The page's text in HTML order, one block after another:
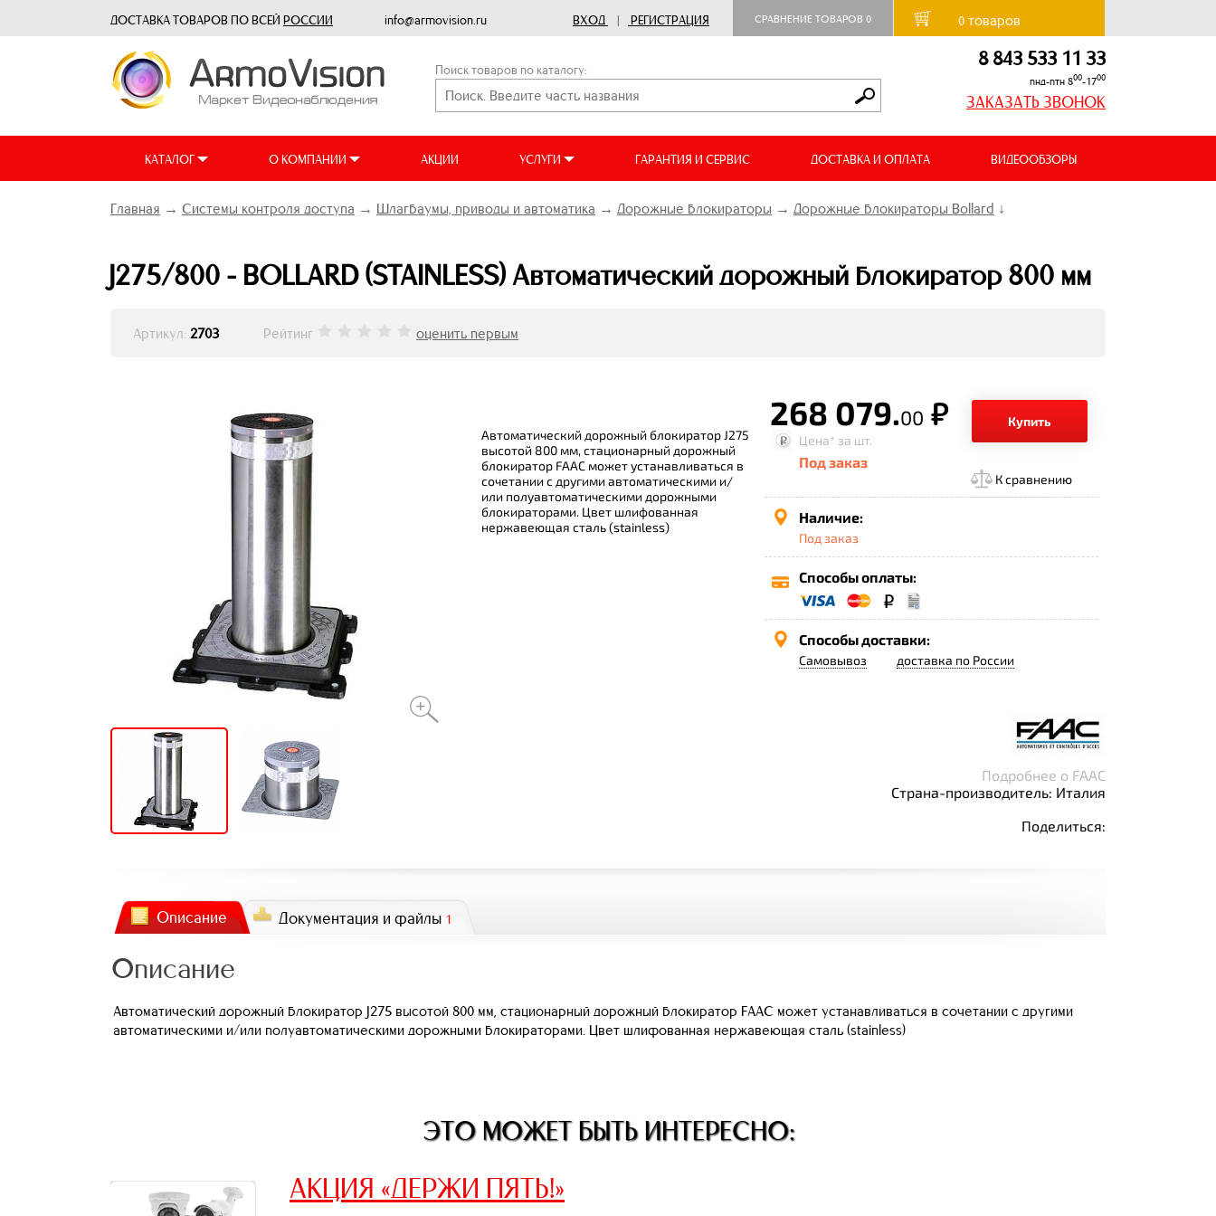
ДОСТАВКА ТОВАРОВ ПО ВСЕЙ РОССИИ info@armovision.ru ВХОД | РЕГИСТРАЦИЯ СРАВНЕНИЕ ТОВАРОВ 0 0товаров
Поиск товаров по каталогу: 8 843 533 11 33
пнд-птн 800-1700
ЗАКАЗАТЬ ЗВОНОК
КАТАЛОГ О КОМПАНИИ АКЦИИ УСЛУГИ ГАРАНТИЯ И СЕРВИС ДОСТАВКА И ОПЛАТА ВИДЕООБЗОРЫ
Главная → Системы контроля доступа → Шлагбаумы, приводы и автоматика → Дорожные блокираторы → Дорожные блокираторы Bollard ↓
J275/800 - BOLLARD (STAINLESS) Автоматический дорожный блокиратор 800 мм
Артикул: 2703 Рейтинг оценить первым
Автоматический дорожный блокиратор J275
высотой 800 мм, стационарный дорожный
блокиратор FAAC может устанавливаться в
сочетании с другими автоматическими и/
или полуавтоматическими дорожными
блокираторами. Цвет шлифованная
нержавеющая сталь (stainless)
268 079.00 р.
Купить
Цена* за шт.
Под заказ
К сравнению
Наличие:
Под заказ
Способы оплаты:
Способы доставки:
Самовывоз доставка по России
Подробнее о FAAC
Страна-производитель: Италия
Поделиться:
Описание Документация и файлы 1
Описание
Автоматический дорожный блокиратор J275 высотой 800 мм, стационарный дорожный блокиратор FAAC может устанавливаться в сочетании с другими
автоматическими и/или полуавтоматическими дорожными блокираторами. Цвет шлифованная нержавеющая сталь (stainless)
ЭТО МОЖЕТ БЫТЬ ИНТЕРЕСНО:
АКЦИЯ «ДЕРЖИ ПЯТЬ!»